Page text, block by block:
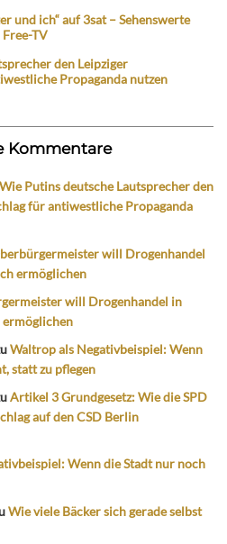
und ich“ auf 3sat – Sehenswerte
TV
den Leipziger
Propaganda nutzen
Kommentare
Wie Putins deutsche Lautsprecher den
für antiwestliche Propaganda
will Drogenhandel
ermöglichen
will Drogenhandel in
ermöglichen
Waltrop als Negativbeispiel: Wenn
statt zu pflegen
Artikel 3 Grundgesetz: Wie die SPD
auf den CSD Berlin
Wenn die Stadt nur noch
Wie viele Bäcker sich gerade selbst